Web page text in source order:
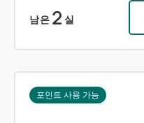
남은 2 실
포인트 사용 가능